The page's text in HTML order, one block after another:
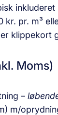
kr. pr. m³
klippekort
Moms)
–
m/